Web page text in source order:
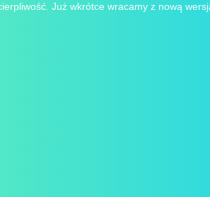
Już wkrótce wracamy z nową